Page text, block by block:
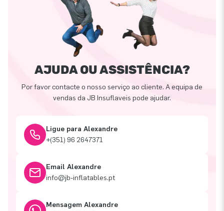
AJUDA OU ASSISTÊNCIA?
Por favor contacte o nosso serviço ao cliente. A equipa de
vendas da JB Insuflaveis pode ajudar.
Ligue para Alexandre
+(351) 96 2647371
Email Alexandre
info@jb-inflatables.pt
Mensagem Alexandre